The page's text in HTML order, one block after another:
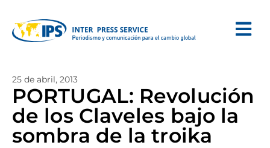
25 de abril, 2013
PORTUGAL: Revolución
de los Claveles bajo la
sombra de la troika